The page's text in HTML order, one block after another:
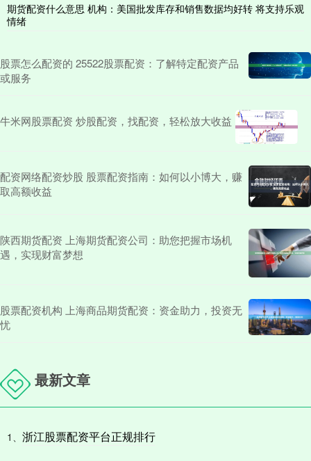
期货配资什么意思 机构：美国批发库存和销售数据均好转 将支持乐观
情绪
股票怎么配资的 25522股票配资：了解特定配资产品
或服务
牛米网股票配资 炒股配资，找配资，轻松放大收益
配资网络配资炒股 股票配资指南：如何以小博大，赚
取高额收益
陕西期货配资 上海期货配资公司：助您把握市场机
遇，实现财富梦想
股票配资机构 上海商品期货配资：资金助力，投资无
忧
最新文章
1、 浙江股票配资平台正规排行